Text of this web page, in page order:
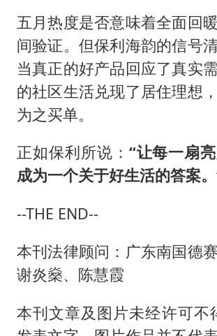
五月热度是否意味着全面回
间验证。但保利海韵的信号
当真正的好产品回应了真实
的社区生活兑现了居住理想
为之买单。
正如保利所说： “让每一扇
成为一个关于好生活的答案
--THE END--
本刊法律顾问：广东南国德
谢炎燊、陈慧霞
本刊文章及图片未经许可不